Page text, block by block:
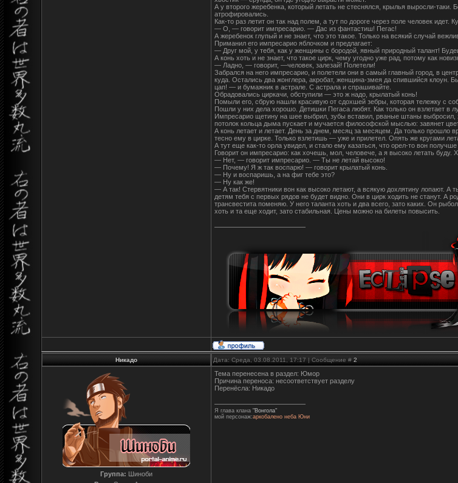
А у второго жеребенка, который летать не стеснялся, крылья выросли-
атрофировались.
Как-то раз летит он так над полем, а тут по дороге через поле человек
— О, — говорит импресарио. — Дас из фантастиш! Пегас!
А жеребенок глупый и не знает, что это такое. Только на всякий случай
Приманил его импресарио яблочком и предлагает:
— Друг мой, у тебя, как у женщины с бородой, явный природный талант!
А конь хоть и не знает, что такое цирк, чему угодно уже рад, потому как
— Ладно, — говорит, —человек, залезай! Полетели!
Забрался на него импресарио, и полетели они в самый главный город, в
куда. Остались два жонглера, акробат, женщина-змея да спившийся
цап! — и бумажник в астрале. С астрала и спрашивайте.
Обрадовались циркачи, обступили — это ж надо, крылатый конь!
Помыли его, сбрую нашли красивую от сдохшей зебры, которая тележку с
Пошли у них дела хорошо. Детишки Пегаса любят. Как только он взлетает в
Импресарио щетину на шее выбрил, зубы вставил, рваные штаны выбросил,
потолок кольца дыма пускает и мучается философской мыслью: завянет
А конь летает и летает. День за днем, месяц за месяцем. Да только
тесно ему в цирке. Только взлетишь — уже и прилетел. Опять же кругами
А тут еще как-то орла увидел, и стало ему казаться, что орел-то вон
Говорит он импресарио: как хочешь, мол, человече, а я высоко летать буду.
— Нет, — говорит импресарио. — Ты не летай высоко!
— Почему! Я ж так воспарю! — говорит крылатый конь.
— Ну и воспаришь, а на фиг тебе это?
— Ну как же!
— А так! Стервятники вон как высоко летают, а всякую дохлятину лопают.
детям тебя с первых рядов не будет видно. Они в цирк ходить не станут. А
трансвестита поменяю. У него таланта хоть и два всего, зато каких. Он
хоть и та еще ходит, зато стабильная. Цены можно на билеты повысить.
Никадо Дата: Среда, 03.08.2011, 17:17 | Сообщение # 2
Группа: Шиноби
Тема перенесена в раздел: Юмор
Причина переноса: несоответствует разделу
Перенёсла: Никадо
Я глава клана "Вонгола"
мой персонаж:аркобалено неба Юни